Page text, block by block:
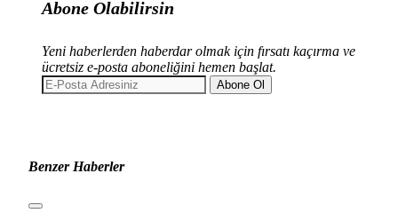
Abone Olabilirsin
Yeni haberlerden haberdar olmak için fırsatı kaçırma ve
ücretsiz e-posta aboneliğini hemen başlat.
Abone Ol
Benzer Haberler